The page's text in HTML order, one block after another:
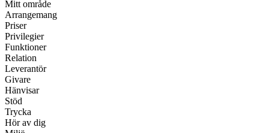
Mitt område
Arrangemang
Priser
Privilegier
Funktioner
Relation
Leverantör
Givare
Hänvisar
Stöd
Trycka
Hör av dig